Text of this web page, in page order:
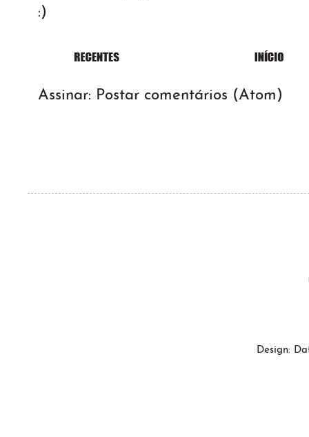
:)
Assinar: Postar comentários (Atom)
Design: